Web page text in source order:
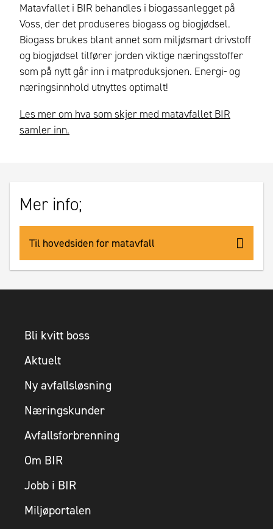
Matavfallet i BIR behandles i biogassanlegget på
Voss, der det produseres biogass og biogjødsel.
Biogass brukes blant annet som miljøsmart drivstoff
og biogjødsel tilfører jorden viktige næringsstoffer
som på nytt går inn i matproduksjonen. Energi- og
næringsinnhold utnyttes optimalt!
Les mer om hva som skjer med matavfallet BIR
samler inn.
Mer info;
Til hovedsiden for matavfall
Bli kvitt boss
Aktuelt
Ny avfallsløsning
Næringskunder
Avfallsforbrenning
Om BIR
Jobb i BIR
Miljøportalen